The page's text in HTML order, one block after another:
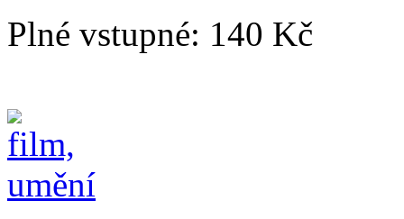
Plné vstupné: 140 Kč